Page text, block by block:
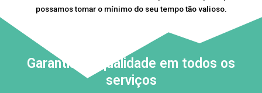
possamos tomar o mínimo do seu tempo tão valioso.
Garantia de qualidade em todos os
serviços